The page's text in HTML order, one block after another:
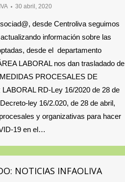
30 abril, 2020
desde Centroliva seguimos
información sobre las
desde el departamento
LABORAL nos dan trasladado de
PROCESALES DE
RD-Ley 16/2020 de 28 de
ley 16/2.020, de 28 de abril,
y organizativas para hacer
19 en el…
NOTICIAS INFAOLIVA